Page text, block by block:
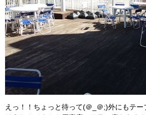
えっ！！ちょっと待って(＠_＠;)外にもテー